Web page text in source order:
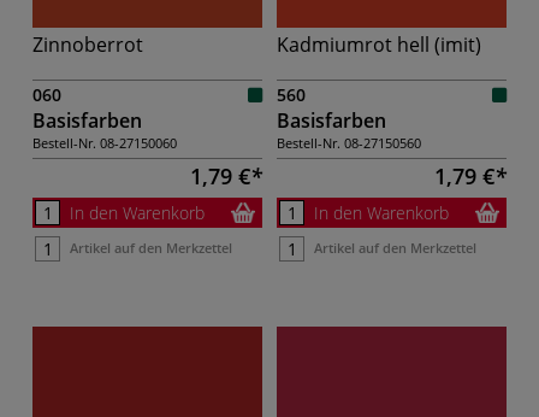
Zinnoberrot
060
Basisfarben
Bestell-Nr. 08-27150060
1,79 €
In den Warenkorb
Artikel auf den Merkzettel
Kadmiumrot hell (imit)
560
Basisfarben
Bestell-Nr. 08-27150560
1,79 €
In den Warenkorb
Artikel auf den Merkzettel